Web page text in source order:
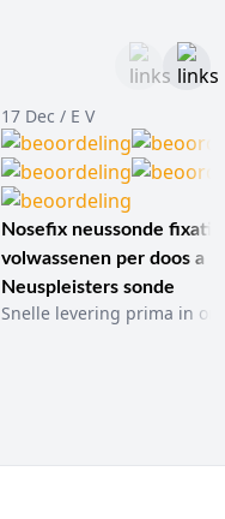
17 Dec / E V
Nosefix neussonde
volwassenen per doos a
Neuspleisters sonde
Snelle levering prima in